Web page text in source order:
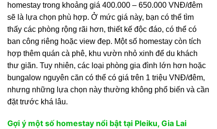
homestay trong khoảng giá 400.000 – 650.000 VNĐ/đêm
sẽ là lựa chọn phù hợp. Ở mức giá này, bạn có thể tìm
thấy các phòng rộng rãi hơn, thiết kế độc đáo, có thể có
ban công riêng hoặc view đẹp. Một số homestay còn tích
hợp thêm quán cà phê, khu vườn nhỏ xinh để du khách
thư giãn. Tuy nhiên, các loại phòng gia đình lớn hơn hoặc
bungalow nguyên căn có thể có giá trên 1 triệu VNĐ/đêm,
nhưng những lựa chọn này thường không phổ biến và cần
đặt trước khá lâu.
Gợi ý một số homestay nổi bật tại Pleiku, Gia Lai